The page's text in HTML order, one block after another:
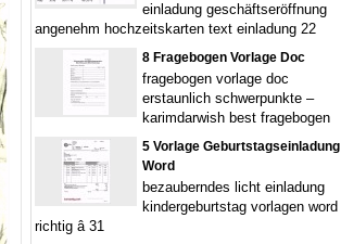
einladung geschäftseröffnung
angenehm hochzeitskarten text einladung 22
8 Fragebogen Vorlage Doc
fragebogen vorlage doc
erstaunlich schwerpunkte –
karimdarwish best fragebogen
5 Vorlage Geburtstagseinladung
Word
bezauberndes licht einladung
kindergeburtstag vorlagen word
richtig â 31